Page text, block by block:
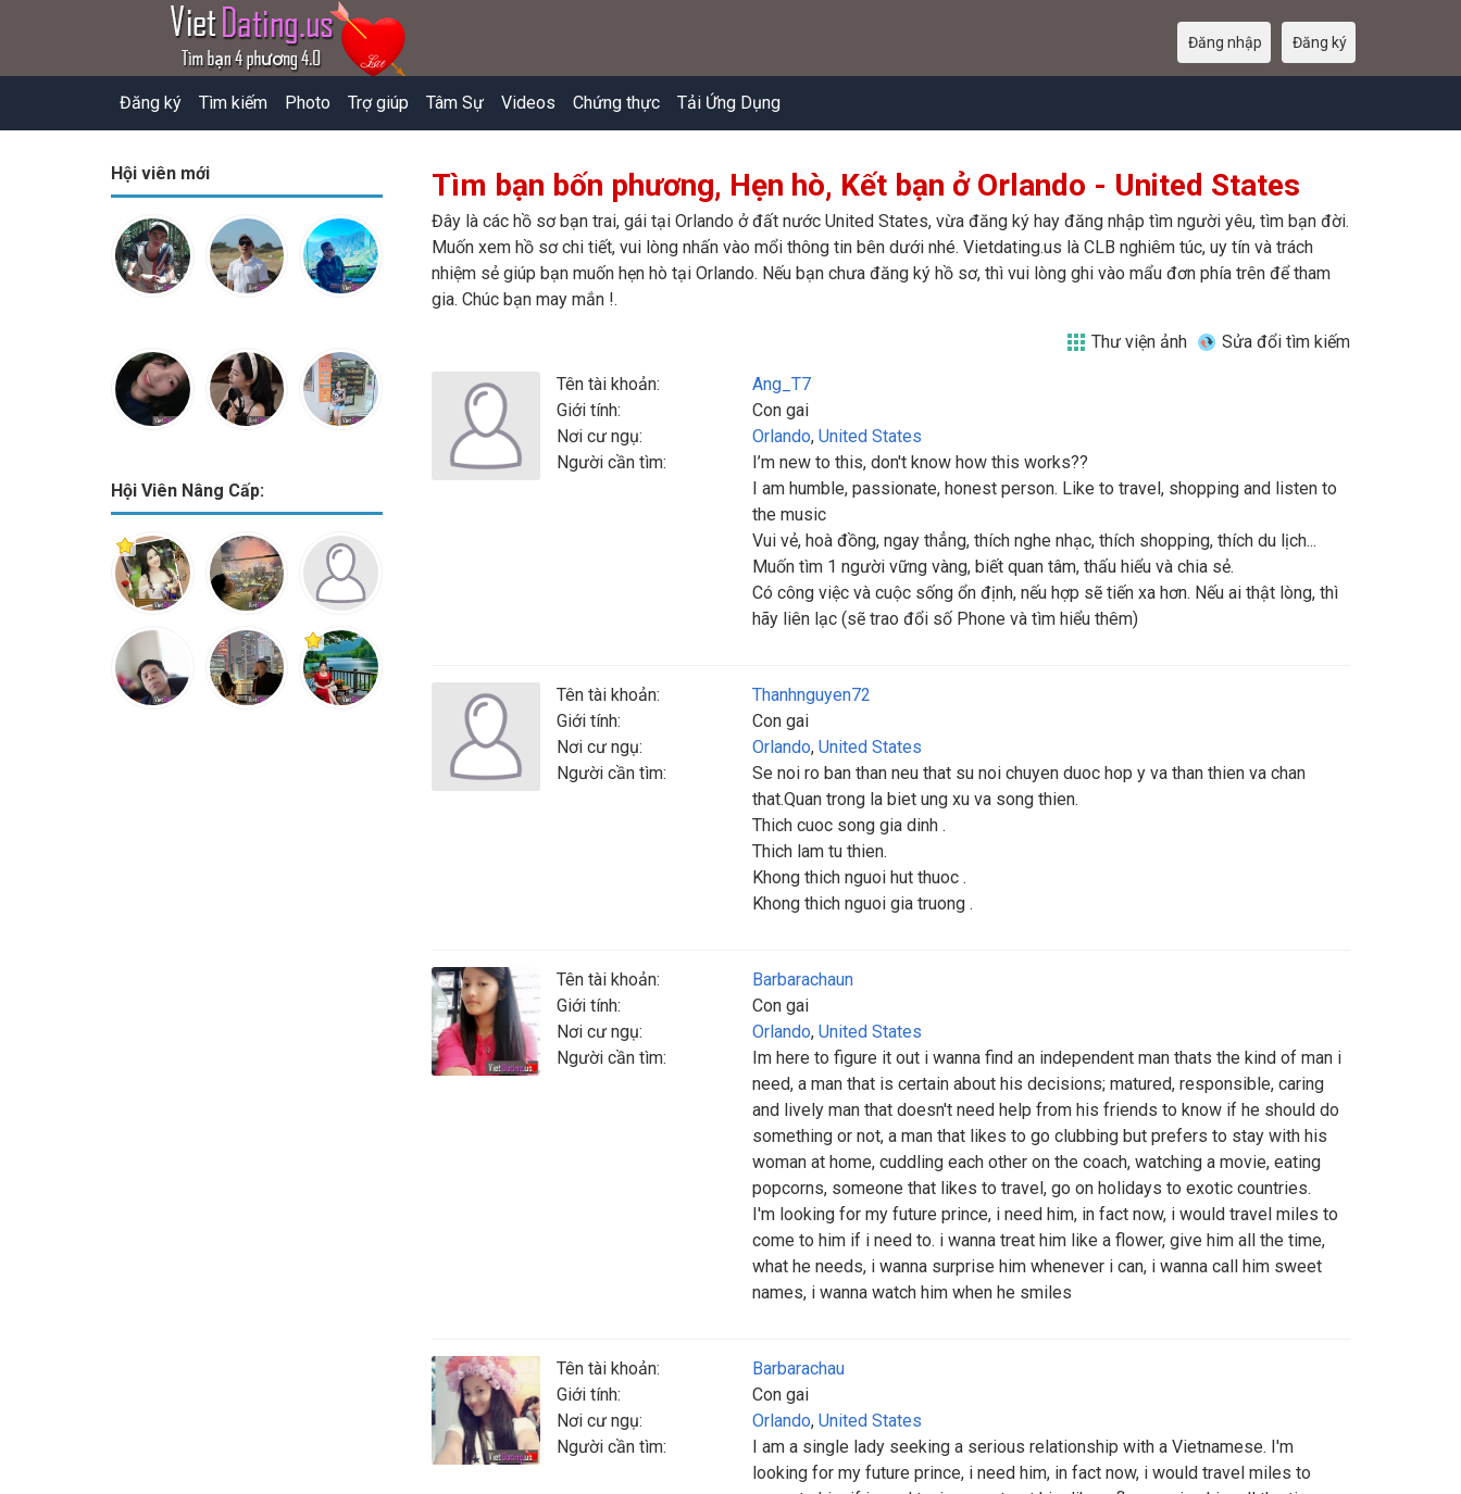
Đăng ký Tìm kiếm Photo Trợ giúp Tâm Sự Videos Chứng thực Tải Ứng Dụng
Đăng nhập Đăng ký
Hội viên mới
Hội Viên Nâng Cấp:
Tìm bạn bốn phương, Hẹn hò, Kết bạn ở Orlando - United States
Đây là các hồ sơ bạn trai, gái tại Orlando ở đất nước United States, vừa đăng ký hay đăng nhập tìm người yêu, tìm bạn đời.
Muốn xem hồ sơ chi tiết, vui lòng nhấn vào mổi thông tin bên dưới nhé. Vietdating.us là CLB nghiêm túc, uy tín và trách
nhiệm sẻ giúp bạn muốn hẹn hò tại Orlando. Nếu bạn chưa đăng ký hồ sơ, thì vui lòng ghi vào mẩu đơn phía trên để tham
gia. Chúc bạn may mắn !.
Thư viện ảnh Sửa đổi tìm kiếm
Tên tài khoản:
Ang_T7
Giới tính:
Con gai
Nơi cư ngụ:
Orlando, United States
Người cần tìm:
I’m new to this, don't know how this works??
I am humble, passionate, honest person. Like to travel, shopping and listen to
the music
Vui vẻ, hoà đồng, ngay thẳng, thích nghe nhạc, thích shopping, thích du lịch...
Muốn tìm 1 người vững vàng, biết quan tâm, thấu hiểu và chia sẻ.
Có công việc và cuộc sống ổn định, nếu hợp sẽ tiến xa hơn. Nếu ai thật lòng, thì
hãy liên lạc (sẽ trao đổi số Phone và tìm hiểu thêm)
Tên tài khoản:
Thanhnguyen72
Giới tính:
Con gai
Nơi cư ngụ:
Orlando, United States
Người cần tìm:
Se noi ro ban than neu that su noi chuyen duoc hop y va than thien va chan
that.Quan trong la biet ung xu va song thien.
Thich cuoc song gia dinh .
Thich lam tu thien.
Khong thich nguoi hut thuoc .
Khong thich nguoi gia truong .
Tên tài khoản:
Barbarachaun
Giới tính:
Con gai
Nơi cư ngụ:
Orlando, United States
Người cần tìm:
Im here to figure it out i wanna find an independent man thats the kind of man i
need, a man that is certain about his decisions; matured, responsible, caring
and lively man that doesn't need help from his friends to know if he should do
something or not, a man that likes to go clubbing but prefers to stay with his
woman at home, cuddling each other on the coach, watching a movie, eating
popcorns, someone that likes to travel, go on holidays to exotic countries.
I'm looking for my future prince, i need him, in fact now, i would travel miles to
come to him if i need to. i wanna treat him like a flower, give him all the time,
what he needs, i wanna surprise him whenever i can, i wanna call him sweet
names, i wanna watch him when he smiles
Tên tài khoản:
Barbarachau
Giới tính:
Con gai
Nơi cư ngụ:
Orlando, United States
Người cần tìm:
I am a single lady seeking a serious relationship with a Vietnamese. I'm
looking for my future prince, i need him, in fact now, i would travel miles to